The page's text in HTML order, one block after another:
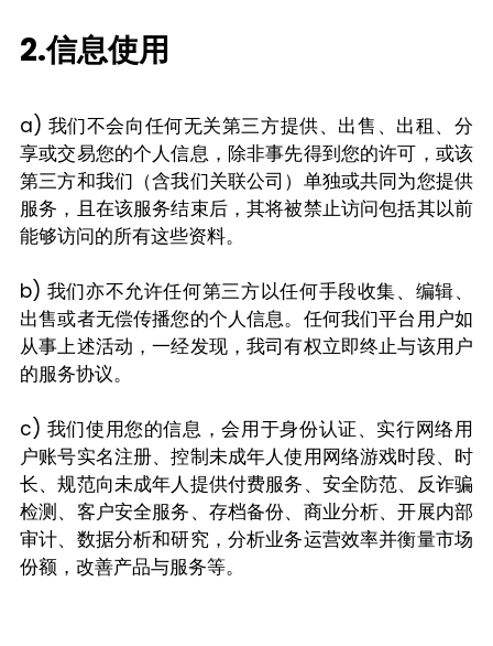
2.信息使用
a) 我们不会向任何无关第三方提供、出售、出租、分
享或交易您的个人信息，除非事先得到您的许可，或该
第三方和我们（含我们关联公司）单独或共同为您提供
服务，且在该服务结束后，其将被禁止访问包括其以前
能够访问的所有这些资料。
b) 我们亦不允许任何第三方以任何手段收集、编辑、
出售或者无偿传播您的个人信息。任何我们平台用户如
从事上述活动，一经发现，我司有权立即终止与该用户
的服务协议。
c) 我们使用您的信息，会用于身份认证、实行网络用
户账号实名注册、控制未成年人使用网络游戏时段、时
长、规范向未成年人提供付费服务、安全防范、反诈骗
检测、客户安全服务、存档备份、商业分析、开展内部
审计、数据分析和研究，分析业务运营效率并衡量市场
份额，改善产品与服务等。